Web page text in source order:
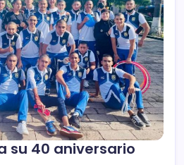
su 40 aniversario